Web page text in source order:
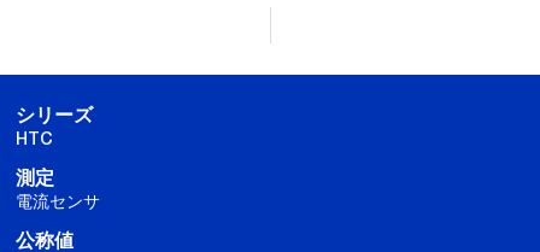
シリーズ
HTC
測定
電流センサ
公称値